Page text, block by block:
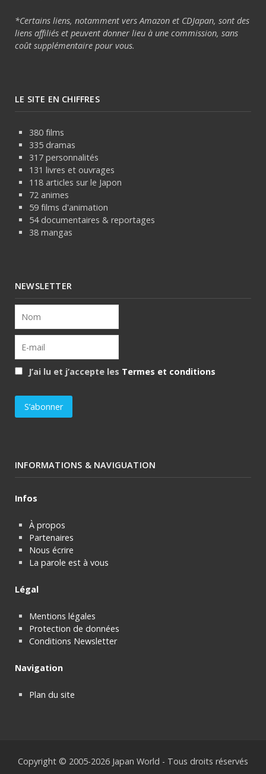
*Certains liens, notamment vers Amazon et CDJapan, sont des
liens affiliés et peuvent donner lieu à une commission, sans
coût supplémentaire pour vous.
LE SITE EN CHIFFRES
380 films
335 dramas
317 personnalités
131 livres et ouvrages
118 articles sur le Japon
72 animes
59 films d'animation
54 documentaires & reportages
38 mangas
NEWSLETTER
J’ai lu et j’accepte les Termes et conditions
INFORMATIONS & NAVIGUATION
Infos
À propos
Partenaires
Nous écrire
La parole est à vous
Légal
Mentions légales
Protection de données
Conditions Newsletter
Navigation
Plan du site
Copyright © 2005-2026 Japan World - Tous droits réservés